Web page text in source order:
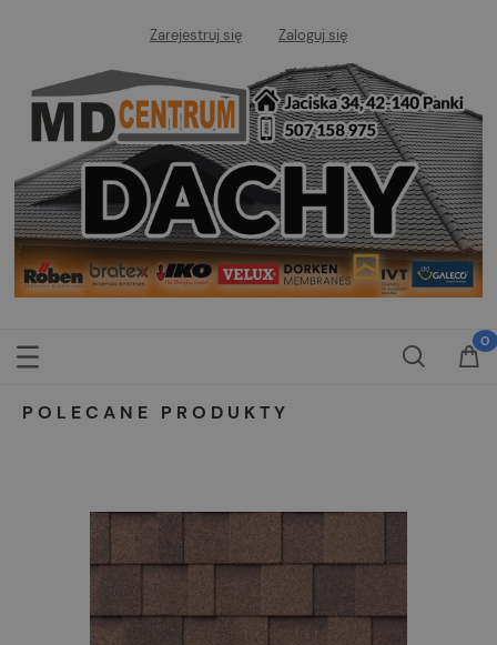
Zarejestruj się Zaloguj się
POLECANE PRODUKTY